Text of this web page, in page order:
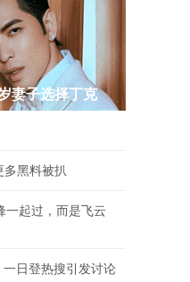
妻子选择丁克
黑料被扒
一起过，而是飞云
日登热搜引发讨论